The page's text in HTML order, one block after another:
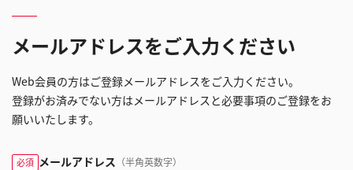
メールアドレスをご入力ください
Web会員の方はご登録メールアドレスをご入力ください。
登録がお済みでない方はメールアドレスと必要事項のご登録をお
願いいたします。
必須 メールアドレス （半角英数字）